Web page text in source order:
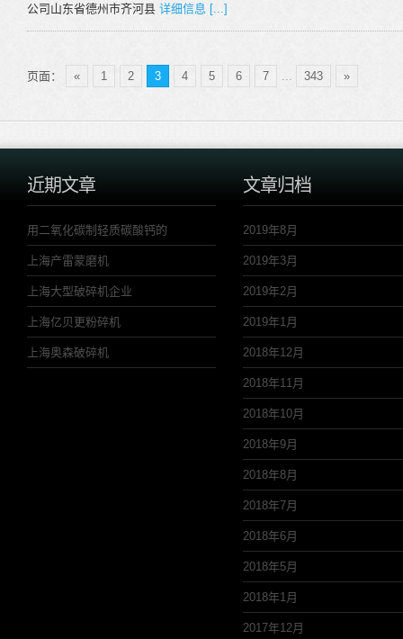
公司山东省德州市齐河县 详细信息 [...]
页面： « 1 2 3 4 5 6 7 ... 343 »
近期文章
用二氧化碳制轻质碳酸钙的
上海产雷蒙磨机
上海大型破碎机企业
上海亿贝更粉碎机
上海奥森破碎机
文章归档
2019年8月
2019年3月
2019年2月
2019年1月
2018年12月
2018年11月
2018年10月
2018年9月
2018年8月
2018年7月
2018年6月
2018年5月
2018年1月
2017年12月